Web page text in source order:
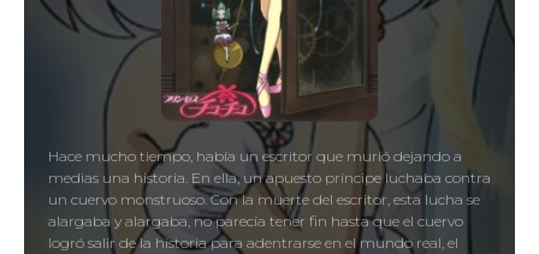
Hace mucho tiempo, había un escritor que murió dejando a
medias una historia. En ella, un apuesto príncipe luchaba contra
un cuervo monstruoso. Con la muerte del escritor, esta lucha se
alargaba y alargaba, no parecía tener fin hasta que el cuervo
logró salir de la historia para adentrarse en el mundo real, el